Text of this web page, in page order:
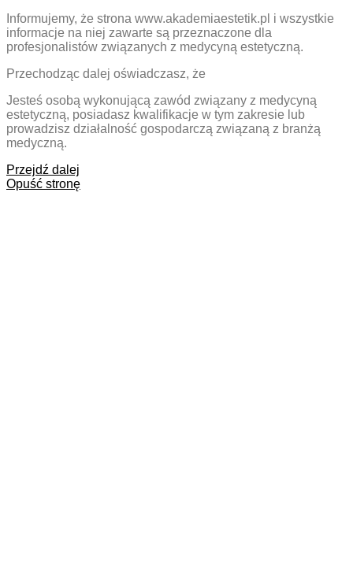
Informujemy, że strona www.akademiaestetik.pl i wszystkie
informacje na niej zawarte są przeznaczone dla
profesjonalistów związanych z medycyną estetyczną.
Przechodząc dalej oświadczasz, że
Jesteś osobą wykonującą zawód związany z medycyną
estetyczną, posiadasz kwalifikacje w tym zakresie lub
prowadzisz działalność gospodarczą związaną z branżą
medyczną.
Przejdź dalej
Opuść stronę